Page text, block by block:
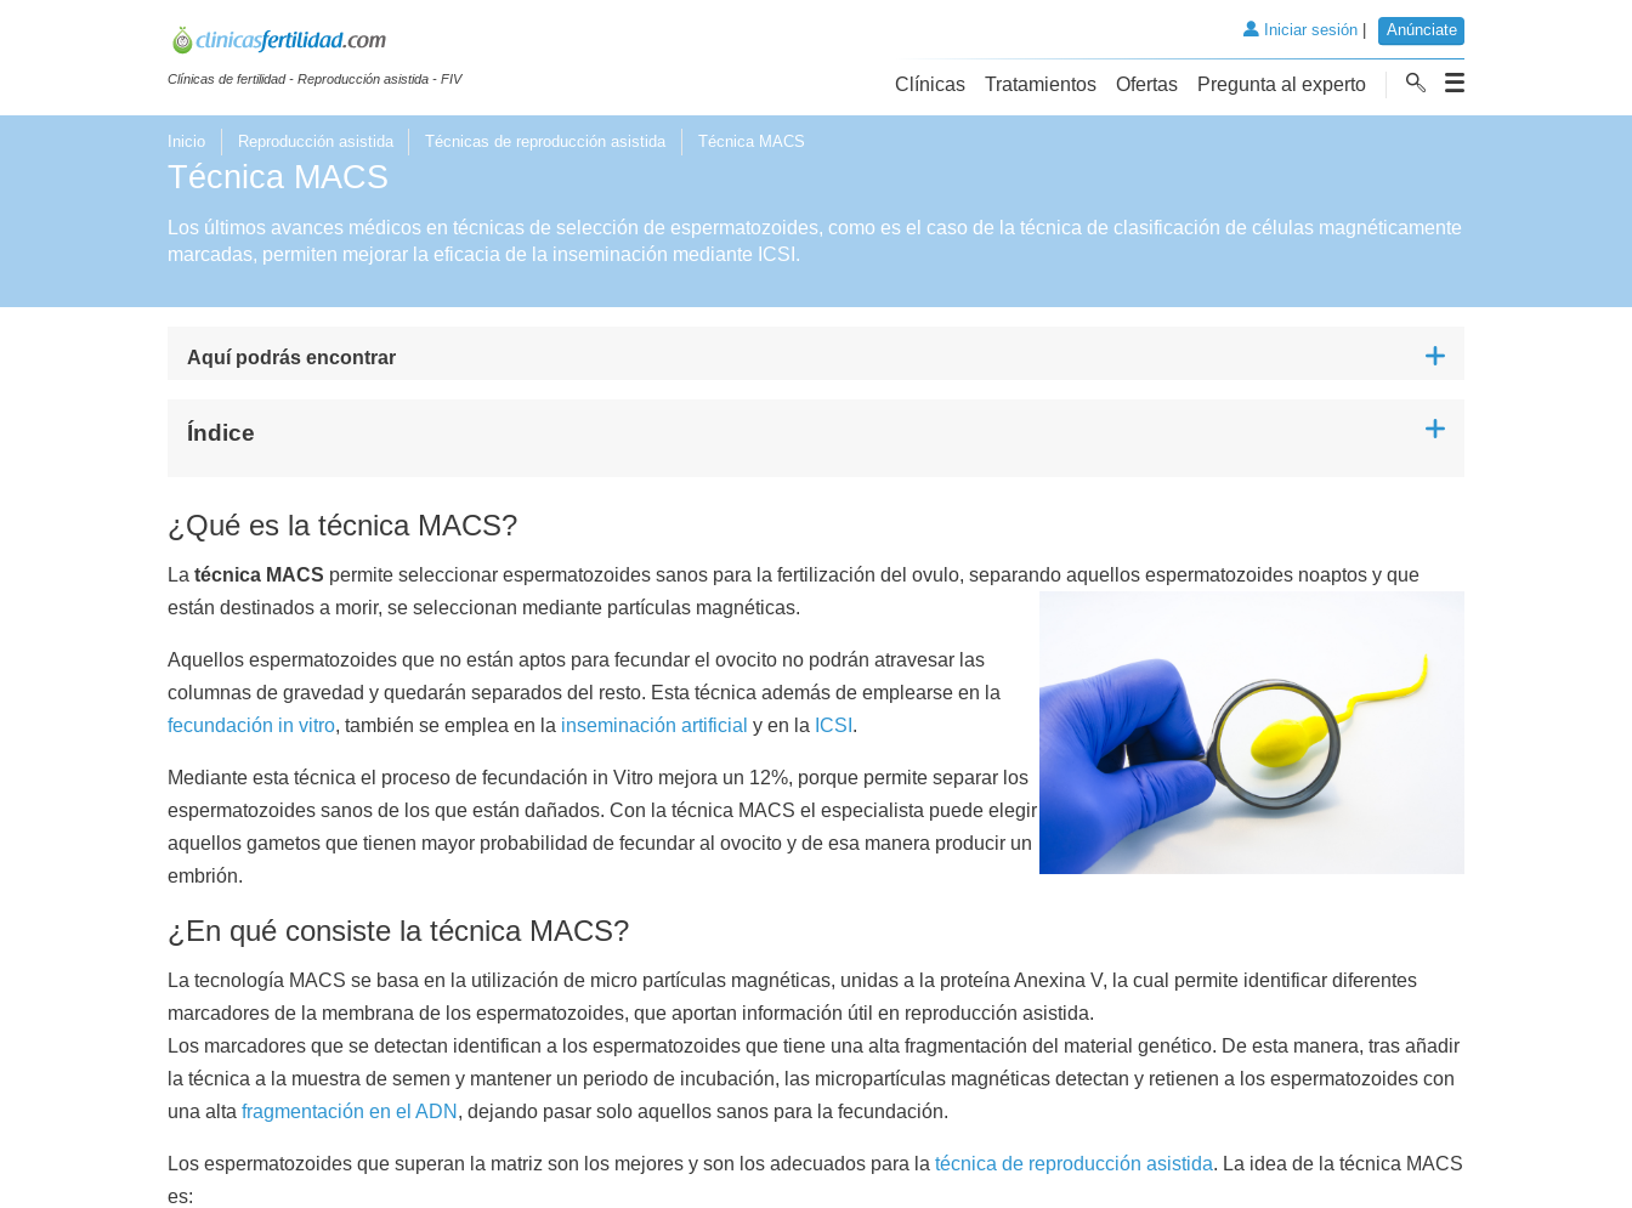
Clínicas de fertilidad - Reproducción asistida - FIV
Iniciar sesión| Anúnciate
Clínicas Tratamientos Ofertas Pregunta al experto
Inicio Reproducción asistida Técnicas de reproducción asistida Técnica MACS
Técnica MACS
Los últimos avances médicos en técnicas de selección de espermatozoides, como es el caso de la técnica de clasificación de células magnéticamente
marcadas, permiten mejorar la eficacia de la inseminación mediante ICSI.
Aquí podrás encontrar
Índice
¿Qué es la técnica MACS?
La técnica MACS permite seleccionar espermatozoides sanos para la fertilización del ovulo, separando aquellos espermatozoides noaptos y que
están destinados a morir, se seleccionan mediante partículas magnéticas.
Aquellos espermatozoides que no están aptos para fecundar el ovocito no podrán atravesar las
columnas de gravedad y quedarán separados del resto. Esta técnica además de emplearse en la
fecundación in vitro, también se emplea en la inseminación artificial y en la ICSI .
Mediante esta técnica el proceso de fecundación in Vitro mejora un 12%, porque permite separar los
espermatozoides sanos de los que están dañados. Con la técnica MACS el especialista puede elegir
aquellos gametos que tienen mayor probabilidad de fecundar al ovocito y de esa manera producir un
embrión.
¿En qué consiste la técnica MACS?
La tecnología MACS se basa en la utilización de micro partículas magnéticas, unidas a la proteína Anexina V, la cual permite identificar diferentes
marcadores de la membrana de los espermatozoides, que aportan información útil en reproducción asistida.
Los marcadores que se detectan identifican a los espermatozoides que tiene una alta fragmentación del material genético. De esta manera, tras añadir
la técnica a la muestra de semen y mantener un periodo de incubación, las micropartículas magnéticas detectan y retienen a los espermatozoides con
una alta fragmentación en el ADN , dejando pasar solo aquellos sanos para la fecundación.
Los espermatozoides que superan la matriz son los mejores y son los adecuados para la técnica de reproducción asistida. La idea de la técnica MACS
es: